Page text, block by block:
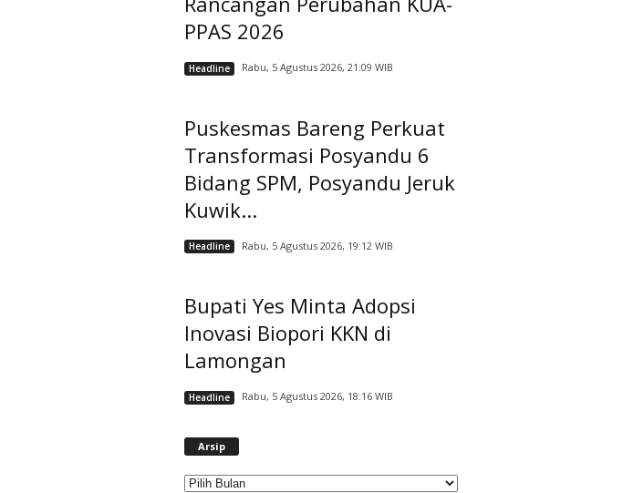
PPAS 2026
Headline Rabu, 5 Agustus 2026, 21:09 WIB
Puskesmas Bareng Perkuat
Transformasi Posyandu 6
Bidang SPM, Posyandu Jeruk
Kuwik...
Headline Rabu, 5 Agustus 2026, 19:12 WIB
Bupati Yes Minta Adopsi
Inovasi Biopori KKN di
Lamongan
Headline Rabu, 5 Agustus 2026, 18:16 WIB
Arsip
i